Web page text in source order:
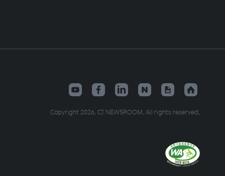
Copyright 2026. CJ NEWSROOM. All rights reserved.